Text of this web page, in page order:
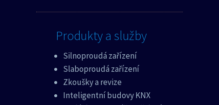
Produkty a služby
Silnoproudá zařízení
Slaboproudá zařízení
Zkoušky a revize
Inteligentní budovy KNX